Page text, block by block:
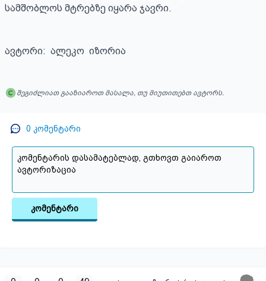
სამშობლოს მტრებზე იყარა ჯავრი.
ავტორი:  ალეკო  იზორია
შეგიძლიათ გააზიაროთ მასალა, თუ მიუთითებთ ავტორს.
0 კომენტარი
კომენტარი